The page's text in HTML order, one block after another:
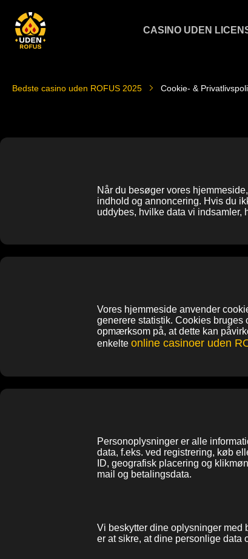
CASINO UDEN
Bedste casino uden ROFUS 2025 Cookie- &
Når du besøger vores
indhold og annoncering. Hvis du
uddybes, hvilke data vi indsamler,
Vores hjemmeside anvender
generere statistik. Cookies
opmærksom på, at dette kan
enkelte online casinoer uden
Personoplysninger er alle
data, f.eks. ved registrering, køb
ID, geografisk placering og
mail og betalingsdata.
Vi beskytter dine oplysninger med
er at sikre, at dine personlige data